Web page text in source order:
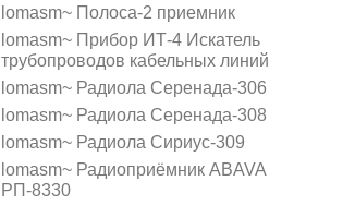
lomasm~ Полоса-2 приемник
lomasm~ Прибор ИТ-4 Искатель
трубопроводов кабельных линий
lomasm~ Радиола Серенада-306
lomasm~ Радиола Серенада-308
lomasm~ Радиола Сириус-309
lomasm~ Радиоприёмник ABAVA
РП-8330